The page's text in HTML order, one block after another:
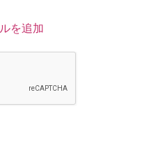
を追加